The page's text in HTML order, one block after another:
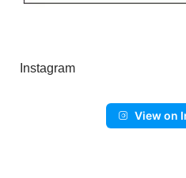
Instagram
View on